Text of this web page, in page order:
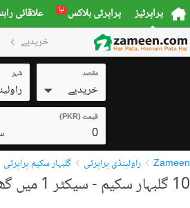
پراپرٹیز پراپرٹی بلاکس نیا علاقائی
خریدیے
مقصد
خریدیے
شہر
قیمت (PKR)
0
Zameen راولپنڈی پراپرٹی گلبہار سکیم پراپرٹی
10 گلبہار سکیم - سیکٹر 1 میں گھر برائے فروخت